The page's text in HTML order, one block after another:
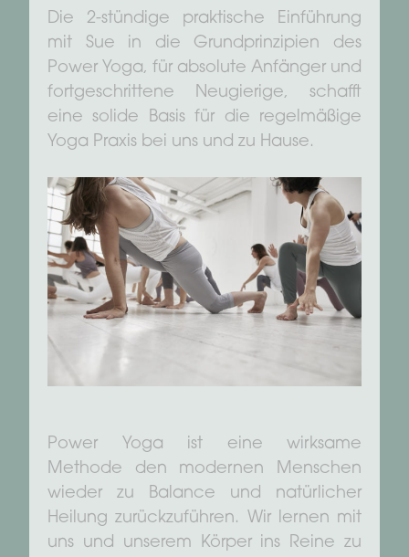
Die 2-stündige praktische Einführung
mit Sue in die Grundprinzipien des
Power Yoga, für absolute Anfänger und
fortgeschrittene Neugierige, schafft
eine solide Basis für die regelmäßige
Yoga Praxis bei uns und zu Hause.
Power Yoga ist eine wirksame
Methode den modernen Menschen
wieder zu Balance und natürlicher
Heilung zurückzuführen. Wir lernen mit
uns und unserem Körper ins Reine zu